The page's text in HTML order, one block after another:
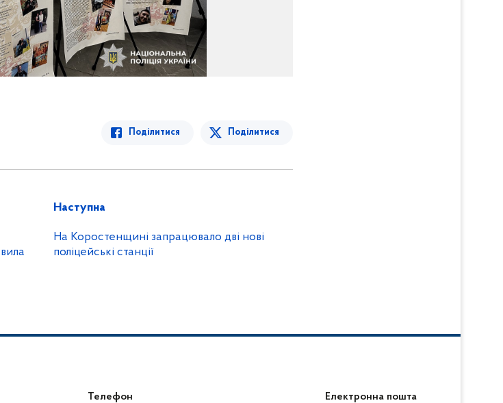
Поділитися Поділитися
Наступна
На Коростенщині запрацювало дві нові
поліцейські станції
Телефон
Електронна пошта